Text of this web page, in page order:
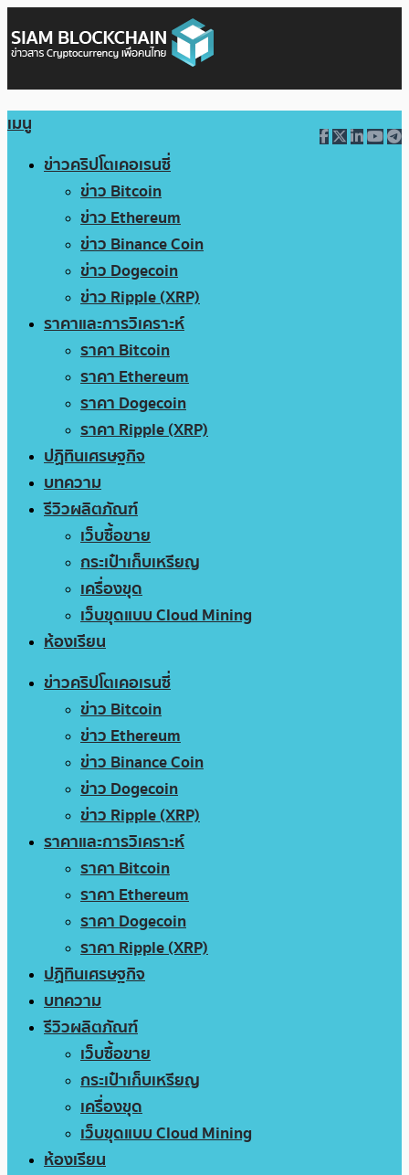
เมนู
ข่าวคริปโตเคอเรนซี่
ข่าว Bitcoin
ข่าว Ethereum
ข่าว Binance Coin
ข่าว Dogecoin
ข่าว Ripple (XRP)
ราคาและการวิเคราะห์
ราคา Bitcoin
ราคา Ethereum
ราคา Dogecoin
ราคา Ripple (XRP)
ปฏิทินเศรษฐกิจ
บทความ
รีวิวผลิตภัณฑ์
เว็บซื้อขาย
กระเป๋าเก็บเหรียญ
เครื่องขุด
เว็บขุดแบบ Cloud Mining
ห้องเรียน
ข่าวคริปโตเคอเรนซี่
ข่าว Bitcoin
ข่าว Ethereum
ข่าว Binance Coin
ข่าว Dogecoin
ข่าว Ripple (XRP)
ราคาและการวิเคราะห์
ราคา Bitcoin
ราคา Ethereum
ราคา Dogecoin
ราคา Ripple (XRP)
ปฏิทินเศรษฐกิจ
บทความ
รีวิวผลิตภัณฑ์
เว็บซื้อขาย
กระเป๋าเก็บเหรียญ
เครื่องขุด
เว็บขุดแบบ Cloud Mining
ห้องเรียน